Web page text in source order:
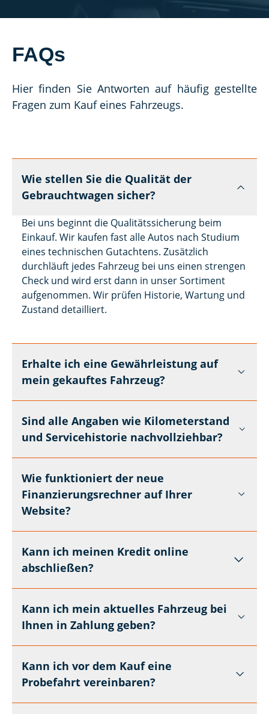
FAQs
Hier finden Sie Antworten auf häufig gestellte
Fragen zum Kauf eines Fahrzeugs.
Wie stellen Sie die Qualität der
Gebrauchtwagen sicher?
Bei uns beginnt die Qualitätssicherung beim
Einkauf. Wir kaufen fast alle Autos nach Studium
eines technischen Gutachtens. Zusätzlich
durchläuft jedes Fahrzeug bei uns einen strengen
Check und wird erst dann in unser Sortiment
aufgenommen. Wir prüfen Historie, Wartung und
Zustand detailliert.
Erhalte ich eine Gewährleistung auf
mein gekauftes Fahrzeug?
Sind alle Angaben wie Kilometerstand
und Servicehistorie nachvollziehbar?
Wie funktioniert der neue
Finanzierungsrechner auf Ihrer
Website?
Kann ich meinen Kredit online
abschließen?
Kann ich mein aktuelles Fahrzeug bei
Ihnen in Zahlung geben?
Kann ich vor dem Kauf eine
Probefahrt vereinbaren?